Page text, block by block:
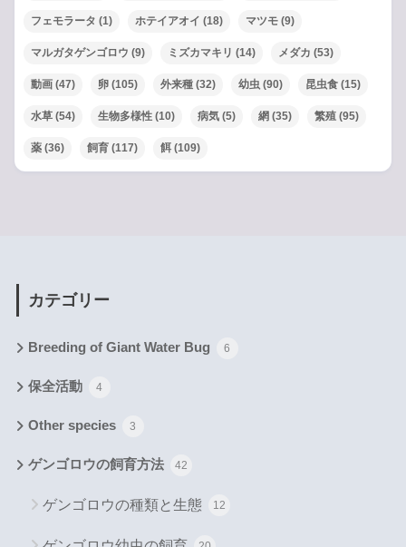
フェモラータ (1) ホテイアオイ (18) マツモ (9)
マルガタゲンゴロウ (9) ミズカマキリ (14) メダカ (53)
動画 (47) 卵 (105) 外来種 (32) 幼虫 (90) 昆虫食 (15)
水草 (54) 生物多様性 (10) 病気 (5) 網 (35) 繁殖 (95)
薬 (36) 飼育 (117) 餌 (109)
カテゴリー
Breeding of Giant Water Bug 6
保全活動 4
Other species 3
ゲンゴロウの飼育方法 42
ゲンゴロウの種類と生態 12